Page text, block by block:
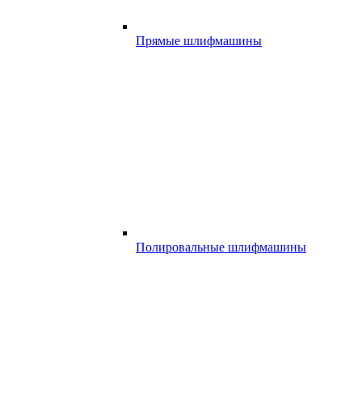
Прямые шлифмашины
Полировальные шлифмашины